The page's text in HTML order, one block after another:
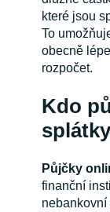
které jsou
To
obecně
rozpočet.
Kdo
Půjčky
finanční